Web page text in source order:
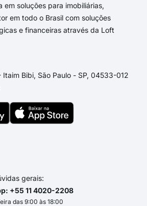
em soluções para imobiliárias,
em todo o Brasil com soluções
e financeiras através da Loft
Itaim Bibi, São Paulo - SP, 04533-012
gerais:
+55 11 4020-2208
das 9:00 às 18:00